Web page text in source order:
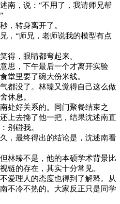
南，说：“不用了，我请师兄帮
，转身离开了。
，“师兄，老师说我的模型有点
得，眼睛都弯起来。
思，下午最后一个才离开实验
堂里要了碗大份米线。
都没了。林臻又觉得自己这么做
休息。
处好关系的。同门聚餐结束之
上去搀了他一把，结果沈述南直
别碰我。
，最终得出的结论是，沈述南看
林臻不是，他的本硕学术背景比
链的存在，其实十分常见。
爱理人的态度也得到了解释。从
不冷不热的。大家反正只是同学